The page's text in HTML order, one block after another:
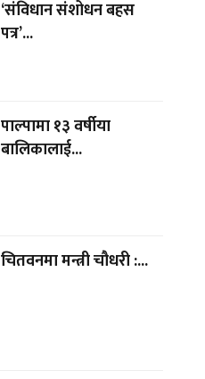
‘संविधान संशोधन बहस
पत्र’...
पाल्पामा १३ वर्षीया
बालिकालाई...
चितवनमा मन्त्री चौधरी :...